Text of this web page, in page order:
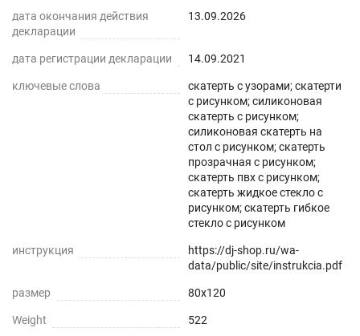
дата окончания действия
декларации
13.09.2026
дата регистрации декларации 14.09.2021
ключевые слова
скатерть с узорами; скатерти
с рисунком; силиконовая
скатерть с рисунком;
силиконовая скатерть на
стол с рисунком; скатерть
прозрачная с рисунком;
скатерть пвх с рисунком;
скатерть жидкое стекло с
рисунком; скатерть гибкое
стекло с рисунком
инструкция
https://dj-shop.ru/wa-
data/public/site/instrukcia.pdf
размер 80x120
Weight 522